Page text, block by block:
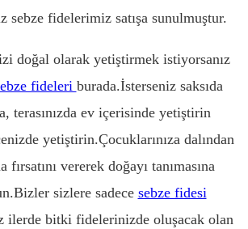
sebze fidelerimiz satışa sunulmuştur.
doğal olarak yetiştirmek istiyorsanız
fideleri burada.İsterseniz saksıda
terasınızda ev içerisinde yetiştirin
yetiştirin.Çocuklarınıza dalından
fırsatını vererek doğayı tanımasına
sizlere sadece sebze fidesi
ilerde bitki fidelerinizde oluşacak olan